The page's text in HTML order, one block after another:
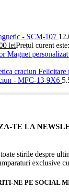
- SCM-107
leiPrețul curent
Magnet
Felicitare
- MFC-13-9X6
TE LA
stirile despre
exclusive
NE PE SOCIAL